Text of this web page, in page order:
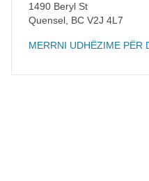
1490 Beryl St
Quensel BC V2J 4L7
MERRNI UDHËZIME PËR